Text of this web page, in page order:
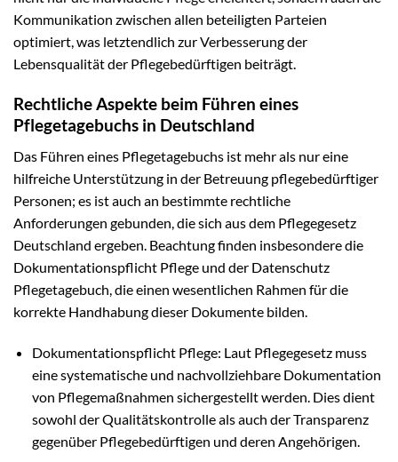
Kommunikation zwischen allen beteiligten Parteien
optimiert, was letztendlich zur Verbesserung der
Lebensqualität der Pflegebedürftigen beiträgt.
Rechtliche Aspekte beim Führen eines
Pflegetagebuchs in Deutschland
Das Führen eines Pflegetagebuchs ist mehr als nur eine
hilfreiche Unterstützung in der Betreuung pflegebedürftiger
Personen; es ist auch an bestimmte rechtliche
Anforderungen gebunden, die sich aus dem Pflegegesetz
Deutschland ergeben. Beachtung finden insbesondere die
Dokumentationspflicht Pflege und der Datenschutz
Pflegetagebuch, die einen wesentlichen Rahmen für die
korrekte Handhabung dieser Dokumente bilden.
Dokumentationspflicht Pflege: Laut Pflegegesetz muss
eine systematische und nachvollziehbare Dokumentation
von Pflegemaßnahmen sichergestellt werden. Dies dient
sowohl der Qualitätskontrolle als auch der Transparenz
gegenüber Pflegebedürftigen und deren Angehörigen.